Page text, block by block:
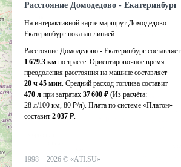
Расстояние Домодедово - Екатеринбург
На интерактивной карте маршрут Домодедово -
Екатеринбург показан линией.
Расстояние Домодедово - Екатеринбург составляет
1 679.3 км по трассе. Ориентировочное время
преодоления расстояния на машине составляет
20 ч 45 мин. Средний расход топлива составит
470 л при затратах 37 600 ₽ (Из расчёта:
28 л/100 км, 80 ₽/л). Плата по системе «Платон»
составит 2 037 ₽.
1998 − 2026 © «ATI.SU»